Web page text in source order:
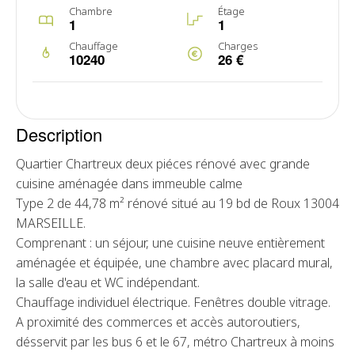
Chambre
1
Étage
1
Chauffage
10240
Charges
26 €
Description
Quartier Chartreux deux piéces rénové avec grande
cuisine aménagée dans immeuble calme
Type 2 de 44,78 m² rénové situé au 19 bd de Roux 13004
MARSEILLE.
Comprenant : un séjour, une cuisine neuve entièrement
aménagée et équipée, une chambre avec placard mural,
la salle d'eau et WC indépendant.
Chauffage individuel électrique. Fenêtres double vitrage.
A proximité des commerces et accès autoroutiers,
désservit par les bus 6 et le 67, métro Chartreux à moins